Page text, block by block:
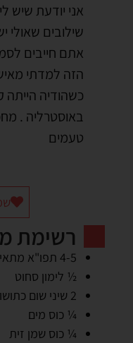
אני יודעת שיש
שילובים שאולי
אתם חייבים
הזה למדתי
כשהודיה הייתה
באוסטרליה .
טעמים
רשימת
4-5 תפו"א מתאימים לאפייה
½ לימון סחוט
2 שיני שום כתושות
¼ כוס מים
¼ כוס שמן זית